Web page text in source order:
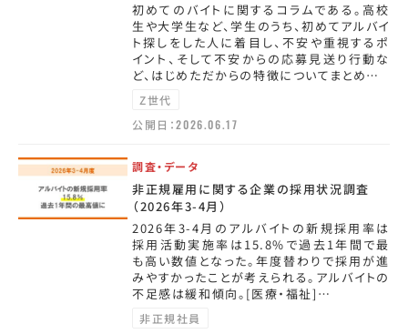
初めてのバイトに関するコラムである。高校
生や大学生など、学生のうち、初めてアルバイ
ト探しをした人に着目し、不安や重視するポ
イント、そして不安からの応募見送り行動な
ど、はじめただからの特徴についてまとめ…
Z世代
公開日：2026.06.17
調査・データ
非正規雇用に関する企業の採用状況調査
（2026年3-4月）
2026年3-4月のアルバイトの新規採用率は
採用活動実施率は15.8%で過去1年間で最
も高い数値となった。年度替わりで採用が進
みやすかったことが考えられる。アルバイトの
不足感は緩和傾向。[医療・福祉]…
非正規社員